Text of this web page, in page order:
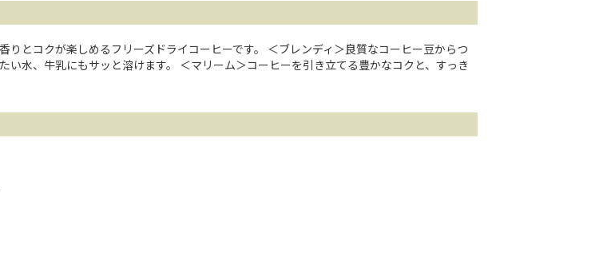
とコクが楽しめるフリーズドライコーヒーです。 ＜ブレンディ＞良質なコーヒー豆からつ
水、牛乳にもサッと溶けます。 ＜マリーム＞コーヒーを引き立てる豊かなコクと、すっき